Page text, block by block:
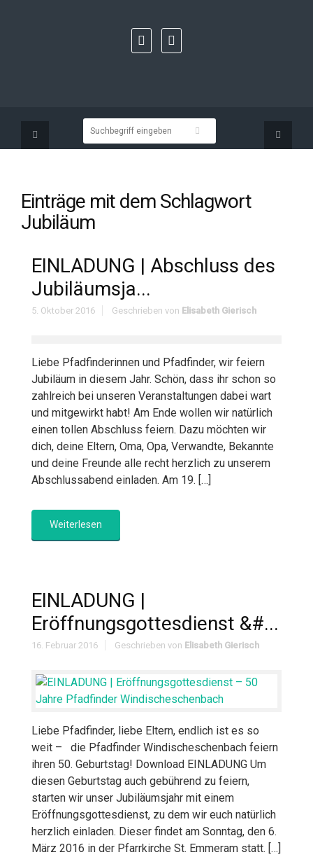
Einträge mit dem Schlagwort
Jubiläum
EINLADUNG | Abschluss des
Jubiläumsja...
5. Oktober 2016 Geschrieben von Elisabeth Gierisch
Liebe Pfadfinderinnen und Pfadfinder, wir feiern
Jubiläum in diesem Jahr. Schön, dass ihr schon so
zahlreich bei unseren Veranstaltungen dabei wart
und mitgewirkt habt! Am Ende wollen wir natürlich
einen tollen Abschluss feiern. Dazu möchten wir
dich, deine Eltern, Oma, Opa, Verwandte, Bekannte
und deine Freunde alle recht herzlich zu unserem
Abschlussabend einladen. Am 19. […]
Weiterlesen
EINLADUNG |
Eröffnungsgottesdienst &#...
16. Februar 2016 Geschrieben von Elisabeth Gierisch
Liebe Pfadfinder, liebe Eltern, endlich ist es so
weit – die Pfadfinder Windischeschenbach feiern
ihren 50. Geburtstag! Download EINLADUNG Um
diesen Geburtstag auch gebührend zu feiern,
starten wir unser Jubiläumsjahr mit einem
Eröffnungsgottesdienst, zu dem wir euch natürlich
herzlich einladen. Dieser findet am Sonntag, den 6.
März 2016 in der Pfarrkirche St. Emmeram statt. […]